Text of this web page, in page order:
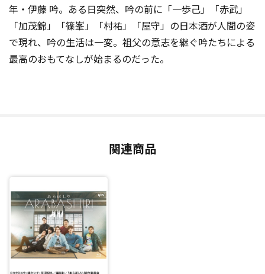
年・伊藤 吟。ある日突然、吟の前に「一歩己」「赤武」
「加茂錦」「篠峯」「村祐」「屋守」の日本酒が人間の姿
で現れ、吟の生活は一変。祖父の意志を継ぐ吟たちによる
最高のおもてなしが始まるのだった。
関連商品